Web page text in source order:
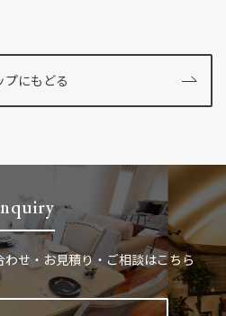
プにもどる
わせ・お見積り・ご相談はこちら